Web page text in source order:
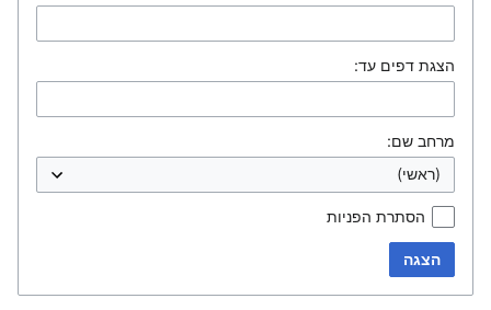
הצגת דפים עד:
מרחב שם:
הסתרת הפניות
הצגה